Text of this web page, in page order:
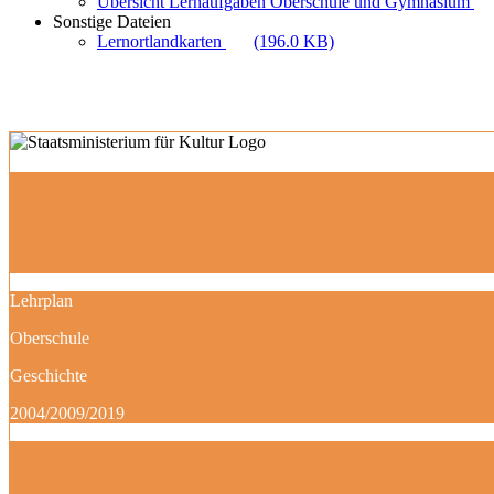
Sonstige Dateien
Lernortlandkarten
(196.0 KB)
Lehrplan
Oberschule
Geschichte
2004/2009/2019